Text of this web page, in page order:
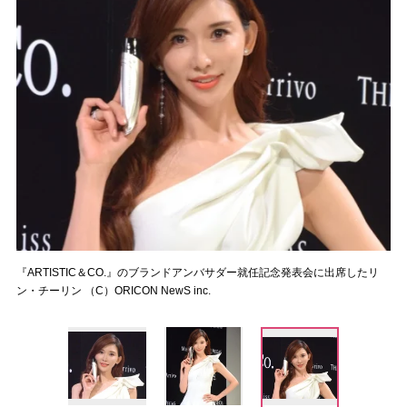
『ARTISTIC＆CO.』のブランドアンバサダー就任記念発表会に出席したリ
ン・チーリン （C）ORICON NewS inc.